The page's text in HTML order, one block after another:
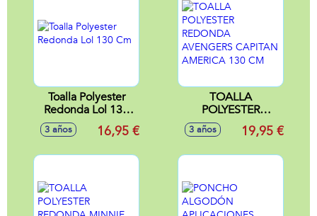
Toalla Polyester
Redonda Lol 130
3 años 16,95 €
TOALLA
POLYESTER
REDONDA
AVENGERS
3 años 19,95 €